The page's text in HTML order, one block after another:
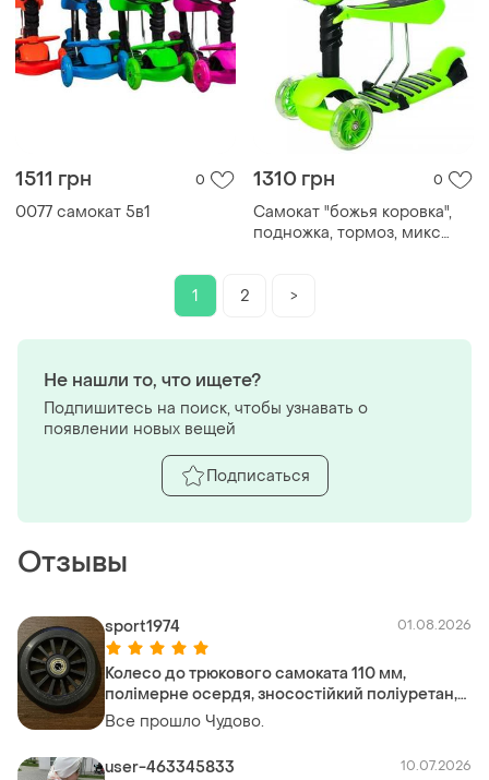
1511 грн 0
0077 самокат 5в1
1310 грн 0
Самокат "божья коровка",
подножка, тормоз, микс
1 2 >
Отзывы
sport1974 01.08.2026
Колесо до трюкового самоката 110 мм,
полімерне осердя, зносостійкий поліуретан,
чорне
Все прошло Чудово.
user-463345833 10.07.2026
Не нашли то, что ищете?
Подпишитесь на поиск, чтобы узнавать о
появлении новых вещей
Подписаться